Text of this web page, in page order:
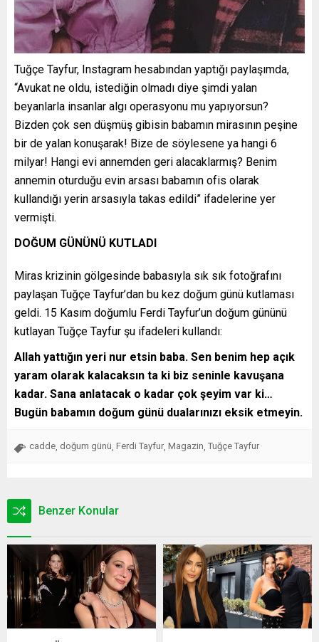
Tuğçe Tayfur, Instagram hesabından yaptığı paylaşımda,
“Avukat ne oldu, istediğin olmadı diye şimdi yalan
beyanlarla insanlar algı operasyonu mu yapıyorsun?
Bizden çok sen düşmüş gibisin babamın mirasının peşine
bir de yalan konuşarak! Bize de söylesene ya hangi 6
milyar! Hangi evi annemden geri alacaklarmış? Benim
annemin oturduğu evin arsası babamın ofis olarak
kullandığı yerin arsasıyla takas edildi” ifadelerine yer
vermişti.
DOĞUM GÜNÜNÜ KUTLADI
Miras krizinin gölgesinde babasıyla sık sık fotoğrafını
paylaşan Tuğçe Tayfur’dan bu kez doğum günü kutlaması
geldi. 15 Kasım doğumlu Ferdi Tayfur’un doğum gününü
kutlayan Tuğçe Tayfur şu ifadeleri kullandı:
Allah yattığın yeri nur etsin baba. Sen benim hep açık
yaram olarak kalacaksın ta ki biz seninle kavuşana
kadar. Sana anlatacak o kadar çok şeyim var ki…
Bugün babamın doğum günü dualarınızı eksik etmeyin.
cadde, doğum günü, Ferdi Tayfur, Magazin, Tuğçe Tayfur
Benzer Konular